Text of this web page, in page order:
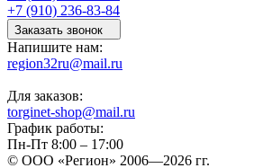
+7 (910) 236-83-84
Заказать звонок
Напишите нам:
region32ru@mail.ru
Для заказов:
torginet-shop@mail.ru
График работы:
Пн-Пт 8:00 – 17:00
© ООО «Регион» 2006—2026 гг.